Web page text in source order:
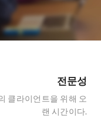
전문성
클라이언트을 위해 오
랜 시간이다.